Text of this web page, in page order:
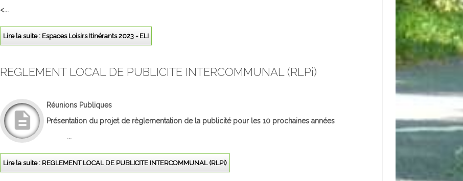
<...
Lire la suite : Espaces Loisirs Itinérants 2023 - ELI
REGLEMENT LOCAL DE PUBLICITE INTERCOMMUNAL (RLPi)
Réunions Publiques
Présentation du projet de règlementation de la publicité pour les 10 prochaines années
...
Lire la suite : REGLEMENT LOCAL DE PUBLICITE INTERCOMMUNAL (RLPi)